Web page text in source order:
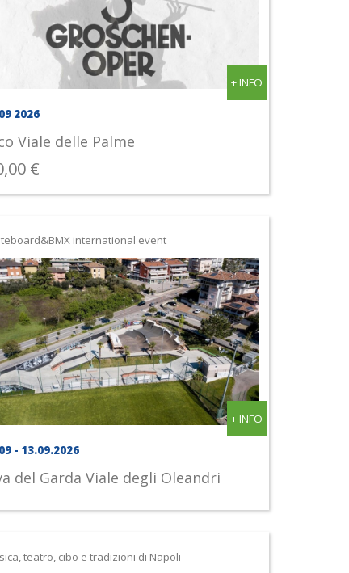
+ INFO
2026
Viale delle Palme
€
international event
+ INFO
- 13.09.2026
del Garda Viale degli Oleandri
teatro, cibo e tradizioni di Napoli